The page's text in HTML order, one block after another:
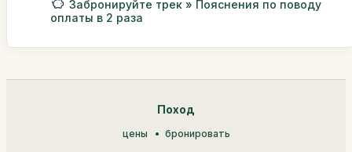
Забронируйте трек » Пояснения по поводу
оплаты в 2 раза
Поход
цены бронировать